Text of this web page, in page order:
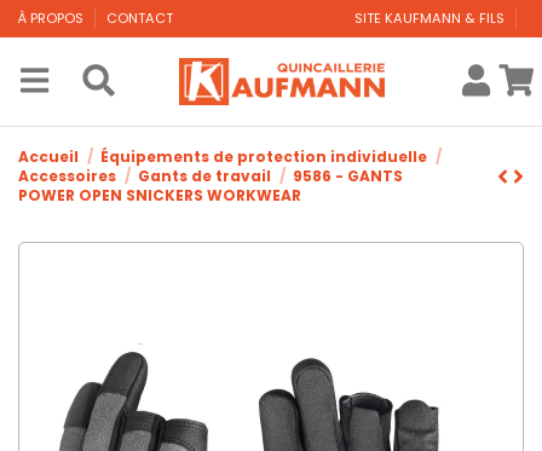
À PROPOS CONTACT SITE KAUFMANN & FILS
Accueil
Équipements de protection individuelle
Accessoires
Gants de travail
9586 - GANTS
POWER OPEN SNICKERS WORKWEAR